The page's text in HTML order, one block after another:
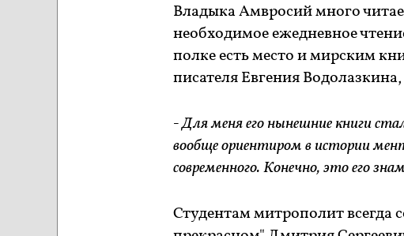
Владыка Амвросий много
необходимое ежедневное
полке есть место и мирским
писателя Евгения
- Для меня его нынешние книги
вообще ориентиром в истории
современного. Конечно, это его
Студентам митрополит всегда